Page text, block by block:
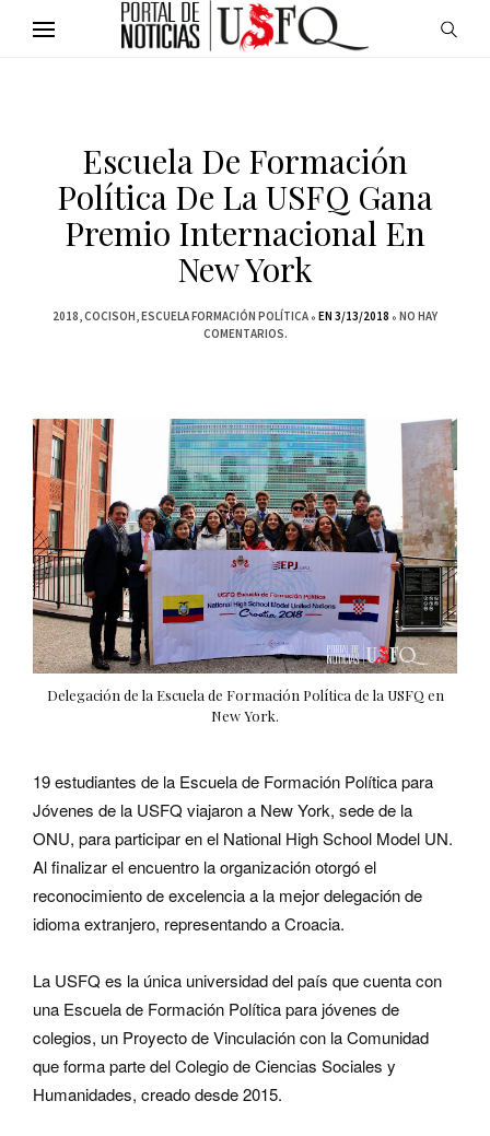
Escuela De Formación
Política De La USFQ Gana
Premio Internacional En
New York
2018 COCISOH ESCUELA FORMACIÓN POLÍTICA EN 3/13/2018
NO HAY
COMENTARIOS.
Delegación de la Escuela de Formación Política de la USFQ en
New York.
19 estudiantes de la Escuela de Formación Política para
Jóvenes de la USFQ viajaron a New York, sede de la
ONU, para participar en el National High School Model UN.
Al finalizar el encuentro la organización otorgó el
reconocimiento de excelencia a la mejor delegación de
idioma extranjero, representando a Croacia.
La USFQ es la única universidad del país que cuenta con
una Escuela de Formación Política para jóvenes de
colegios, un Proyecto de Vinculación con la Comunidad
que forma parte del Colegio de Ciencias Sociales y
Humanidades, creado desde 2015.